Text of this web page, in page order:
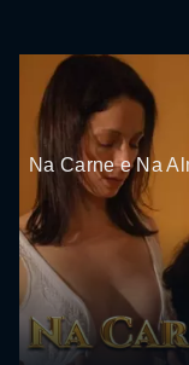
Na Carne e Na